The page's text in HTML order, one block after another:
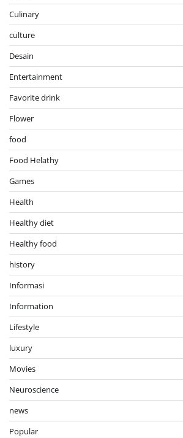
Culinary
culture
Desain
Entertainment
Favorite drink
Flower
food
Food Helathy
Games
Health
Healthy diet
Healthy food
history
Informasi
Information
Lifestyle
luxury
Movies
Neuroscience
news
Popular